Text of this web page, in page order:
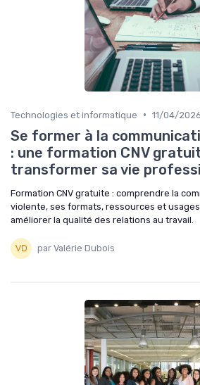
Technologies et informatique • 11/04/2026
Se former à la
: une formation CNV
transformer sa vie
Formation CNV gratuite : comprendre la
violente, ses formats, ressources et
améliorer la qualité des relations au travail.
par Valérie Dubois